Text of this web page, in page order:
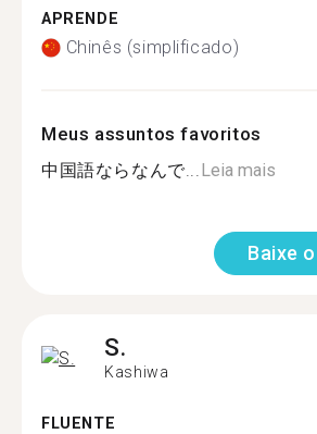
APRENDE
Chinês (simplificado)
Meus assuntos favoritos
中国語ならなんで...Leia mais
Baixe
S.
Kashiwa
FLUENTE